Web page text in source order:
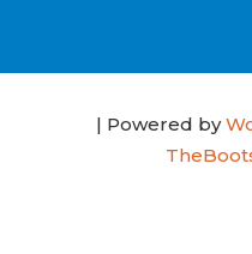
| Powered by